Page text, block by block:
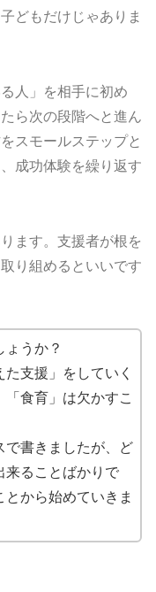
どもだけじゃありま
人」を相手に初め
ら次の段階へと進ん
スモールステップと
成功体験を繰り返す
ます。支援者が根を
り組めるといいです
ょうか？
た支援」をしていく
「食育」は欠かすこ
書きましたが、
ど
来ることばかりで
から始めていきま